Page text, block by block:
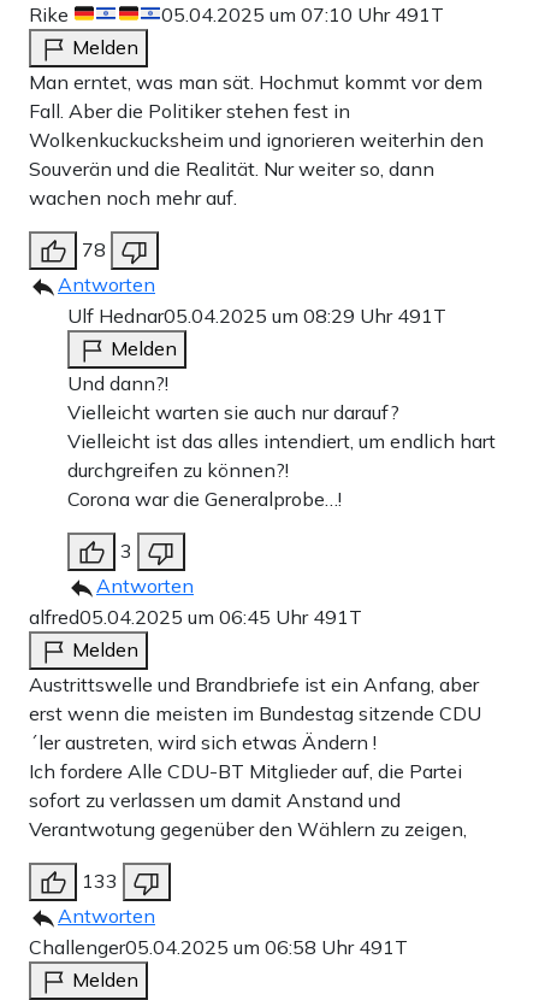
Rike
05.04.2025 um 07:10 Uhr 491T
Melden
Man erntet, was man sät. Hochmut kommt vor dem
Fall. Aber die Politiker stehen fest in
Wolkenkuckucksheim und ignorieren weiterhin den
Souverän und die Realität. Nur weiter so, dann
wachen noch mehr auf.
78
Antworten
Ulf Hednar05.04.2025 um 08:29 Uhr 491T
Melden
Und dann?!
Vielleicht warten sie auch nur darauf?
Vielleicht ist das alles intendiert, um endlich hart
durchgreifen zu können?!
Corona war die Generalprobe…!
3
Antworten
alfred05.04.2025 um 06:45 Uhr 491T
Melden
Austrittswelle und Brandbriefe ist ein Anfang, aber
erst wenn die meisten im Bundestag sitzende CDU
´ler austreten, wird sich etwas Ändern !
Ich fordere Alle CDU-BT Mitglieder auf, die Partei
sofort zu verlassen um damit Anstand und
Verantwotung gegenüber den Wählern zu zeigen,
133
Antworten
Challenger05.04.2025 um 06:58 Uhr 491T
Melden